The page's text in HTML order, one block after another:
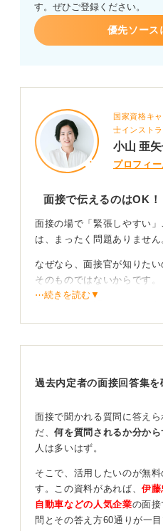
す。ぜひご登録ください。
優先ソース
国家資格キ
士インスト
小山 亜
プロフィ
面接で伝えるのはOK
面接の場で「緊張しやすい
は、まったく問題ありません
なぜなら、面接官が知りた
そのものではないからです。
具体的な改善策までがワン
したがって、単に「緊張し
なく、「〇〇のような状況
具体的な対策とセットで話
う。
さらに、「念入りに準備を
⋯続きを読む▼
過去内定者の面接回答集
面接で聞かれる質問に答え
だ、何を質問されるか分か
人は多いはず。
そこで、活用したいのが無料
す。この資料があれば、伊藤
自動車などの人気企業の面
問とその答え方60通りが一目